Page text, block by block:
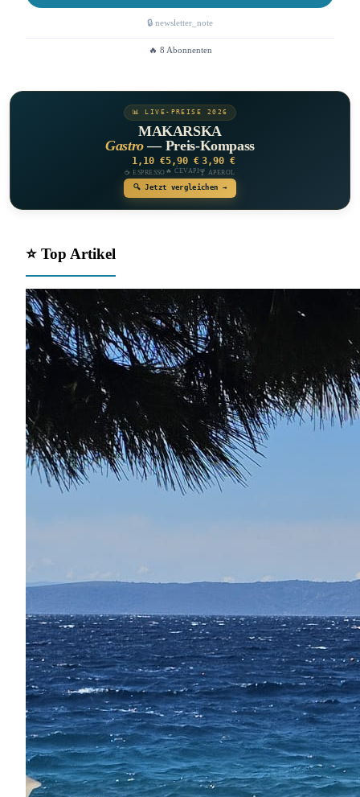
🔒 newsletter_note
🔥 8 Abonnenten
📊 LIVE-PREISE 2026
MAKARSKA
Gastro— Preis-Kompass
1,10 €
☕ ESPRESSO
5,90 €
🔥 ĆEVAPI
3,90 €
🍸 APEROL
🔍 Jetzt vergleichen →
⭐ Top Artikel